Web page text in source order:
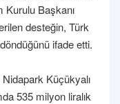
Kurulu Başkanı
desteğin, Türk
ifade etti.
Nidapark Küçükyalı
535 milyon liralık